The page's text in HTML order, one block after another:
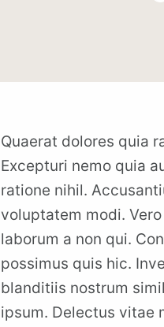
Quaerat dolores quia
Excepturi nemo quia
ratione nihil.
voluptatem modi.
laborum a non qui.
possimus quis hic.
blanditiis nostrum
ipsum. Delectus vitae